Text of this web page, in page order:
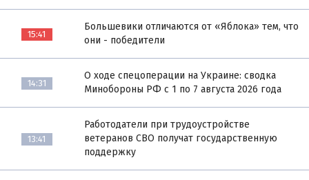
15:41
Большевики отличаются от «Яблока» тем, что
они - победители
14:31
О ходе спецоперации на Украине: сводка
Минобороны РФ с 1 по 7 августа 2026 года
13:41
Работодатели при трудоустройстве
ветеранов СВО получат государственную
поддержку